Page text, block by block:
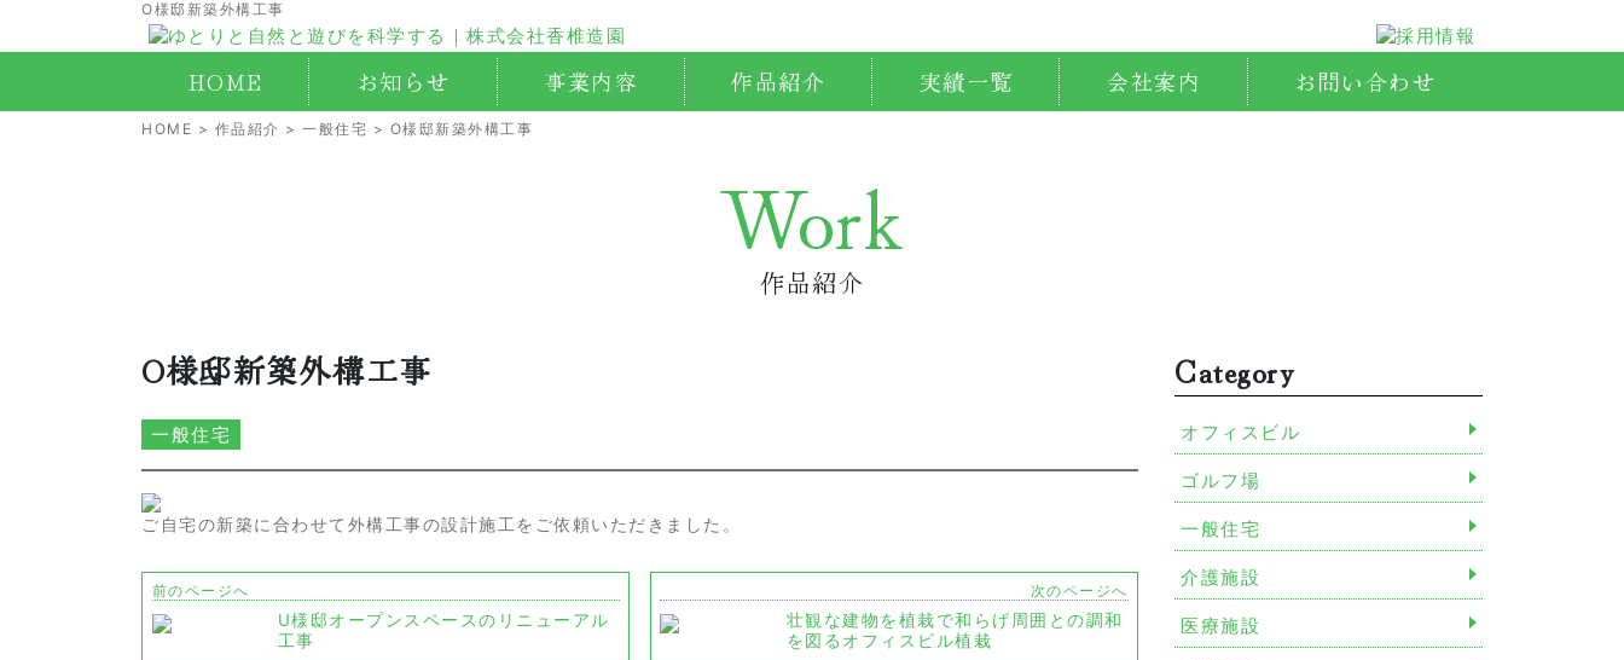
O様邸新築外構工事
HOME お知らせ 事業内容 作品紹介 実績一覧 会社案内 お問い合わせ
HOME > 作品紹介 > 一般住宅 > O様邸新築外構工事
Work
O様邸新築外構工事
一般住宅
ご自宅の新築に合わせて外構工事の設計施工をご依頼いただきました。
前のページへ
U様邸オープンスペースのリニューアル
工事
次のページへ
壮観な建物を植栽で和らげ周囲との調和
を図るオフィスビル植栽
Category
オフィスビル
ゴルフ場
一般住宅
介護施設
医療施設